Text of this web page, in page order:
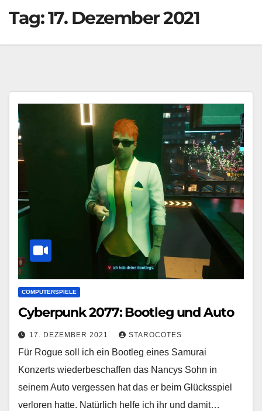
Tag:17. Dezember 2021
COMPUTERSPIELE
Cyberpunk 2077: Bootleg und Auto
17. DEZEMBER 2021 STAROCOTES
Für Rogue soll ich ein Bootleg eines Samurai
Konzerts wiederbeschaffen das Nancys Sohn in
seinem Auto vergessen hat das er beim Glücksspiel
verloren hatte. Natürlich helfe ich ihr und damit…